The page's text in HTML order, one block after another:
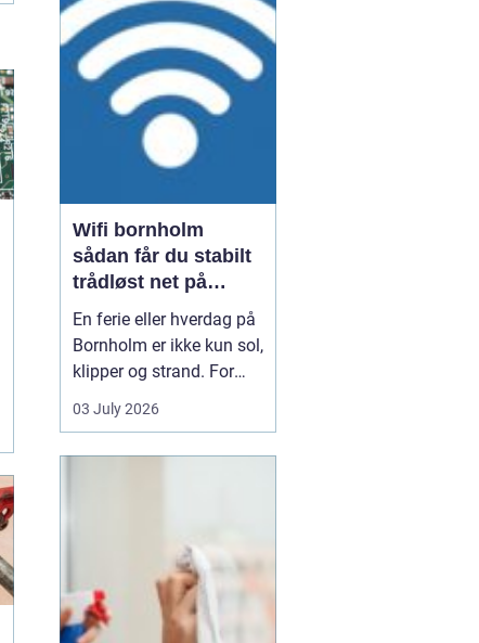
Samtidig kan de udnytte
resttræ fra træindustrien,
som ellers ville gå til
spil...
Wifi bornholm
sådan får du stabilt
trådløst net på
klippeøen
En ferie eller hverdag på
Bornholm er ikke kun sol,
klipper og strand. For
mange er en stabil
internetforbindelse
sommerhuset eller driver
en mindre virksomhed...
03 July 2026